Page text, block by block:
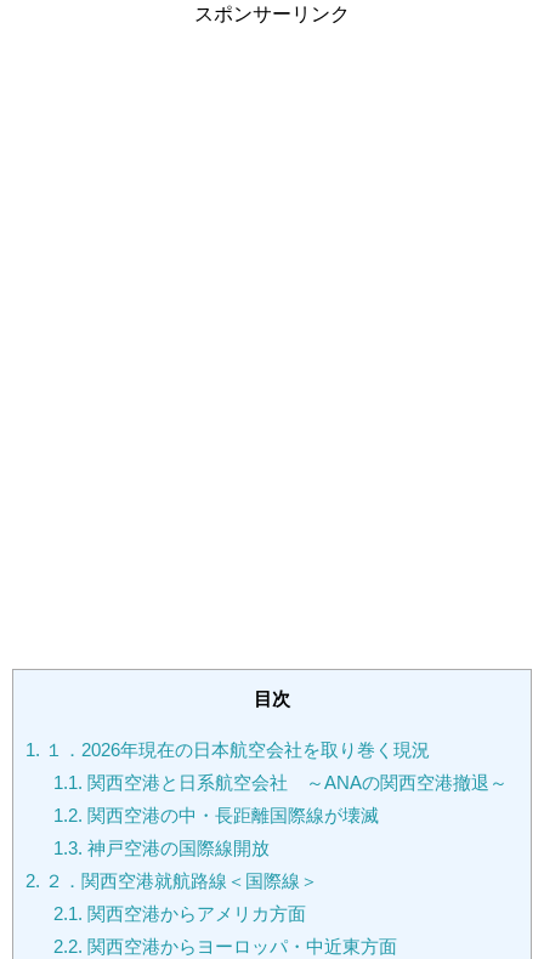
が、経営状況が相当厳しいようで順次路線をクローズしています。JALはコロナ禍の20
スポンサーリンク
目次
1. １．2026年現在の日本航空会社を取り巻く現況
1.1. 関西空港と日系航空会社 ～ANAの関西空港撤退～
1.2. 関西空港の中・長距離国際線が壊滅
1.3. 神戸空港の国際線開放
2. ２．関西空港就航路線＜国際線＞
2.1. 関西空港からアメリカ方面
2.2. 関西空港からヨーロッパ・中近東方面